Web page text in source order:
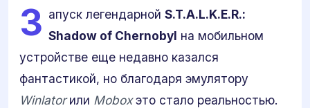
З апуск легендарной S.T.A.L.K.E.R.:
Shadow of Chernobyl на мобильном
устройстве еще недавно казался
фантастикой, но благодаря эмулятору
Winlatorили Moboxэто стало реальностью.